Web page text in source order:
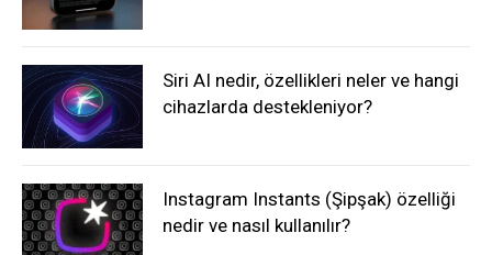
Siri AI nedir, özellikleri neler ve hangi
cihazlarda destekleniyor?
Instagram Instants (Şipşak) özelliği
nedir ve nasıl kullanılır?